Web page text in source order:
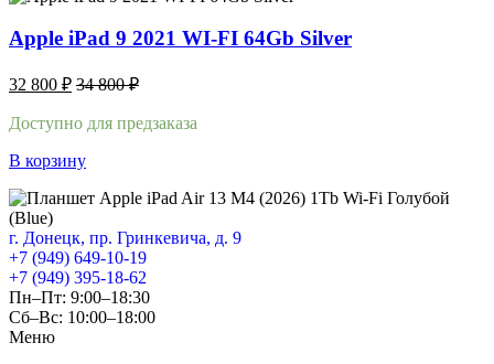
Apple iPad 9 2021 WI-FI 64Gb Silver
32 800 ₽ 34 800₽
Доступно для предзаказа
В корзину
г. Донецк, пр. Гринкевича, д. 9
+7 (949) 649-10-19
+7 (949) 395-18-62
Пн–Пт: 9:00–18:30
Сб–Вс: 10:00–18:00
Меню